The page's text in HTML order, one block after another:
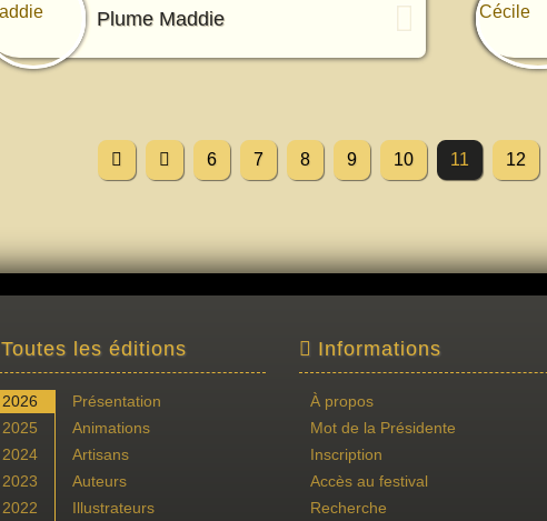
Plume Maddie
6 7 8 9 10 11 12
Toutes les éditions
2026
2025
2024
2023
2022
Présentation
Animations
Artisans
Auteurs
Illustrateurs
Informations
À propos
Mot de la Présidente
Inscription
Accès au festival
Recherche